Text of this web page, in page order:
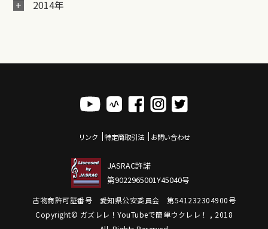
2014年
リンク 特定商取引法 お問い合わせ
JASRAC許諾
第9022965001Y45040号
古物商許可証番号 愛知県公安委員会 第541232304900号
Copyright© ガズレレ！YouTubeで簡単ウクレレ！ , 2018